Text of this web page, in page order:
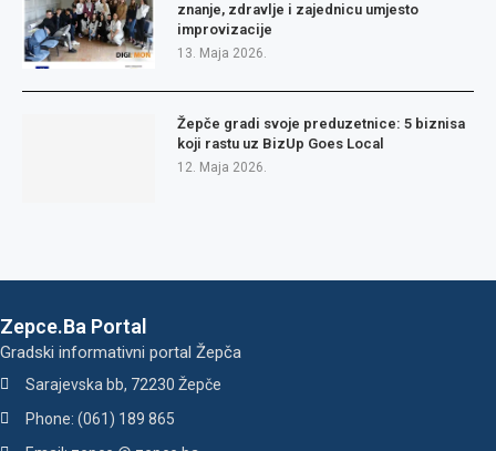
znanje, zdravlje i zajednicu umjesto
improvizacije
13. Maja 2026.
Žepče gradi svoje preduzetnice: 5 biznisa
koji rastu uz BizUp Goes Local
12. Maja 2026.
Zepce.Ba Portal
Gradski informativni portal Žepča
Sarajevska bb, 72230 Žepče
Phone: (061) 189 865